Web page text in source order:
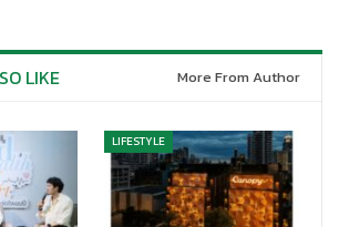
าร Andrographolide สูงถึง 6% ต่อเม็ด ซึ่ง
สามารถทำลายไวรัสได้โดยตรง รวมทั้งยับยั้ง
กายแข็งแรงต่อสู้กับเชื้อไวรัสได้ ดังนั้น จึงเชื่อ
จร จะกลายเป็นยาสามัญประจำบ้านของทุกๆ
ป็นการสนับสนุนนโยบายของภาครัฐที่มุ่งหวังให้
ไปทั่วโลก”
LIKE More From Author
LIFESTYLE